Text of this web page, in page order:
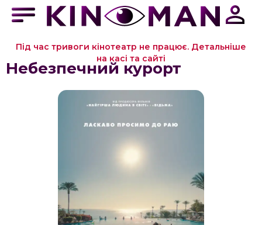
Під час тривоги кінотеатр не працює. Детальніше
на касі та сайті
Небезпечний курорт